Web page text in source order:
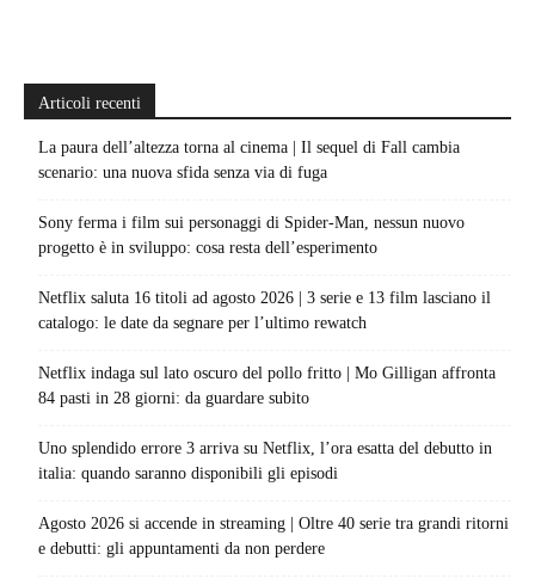
Articoli recenti
La paura dell’altezza torna al cinema | Il sequel di Fall cambia
scenario: una nuova sfida senza via di fuga
Sony ferma i film sui personaggi di Spider-Man, nessun nuovo
progetto è in sviluppo: cosa resta dell’esperimento
Netflix saluta 16 titoli ad agosto 2026 | 3 serie e 13 film lasciano il
catalogo: le date da segnare per l’ultimo rewatch
Netflix indaga sul lato oscuro del pollo fritto | Mo Gilligan affronta
84 pasti in 28 giorni: da guardare subito
Uno splendido errore 3 arriva su Netflix, l’ora esatta del debutto in
italia: quando saranno disponibili gli episodi
Agosto 2026 si accende in streaming | Oltre 40 serie tra grandi ritorni
e debutti: gli appuntamenti da non perdere